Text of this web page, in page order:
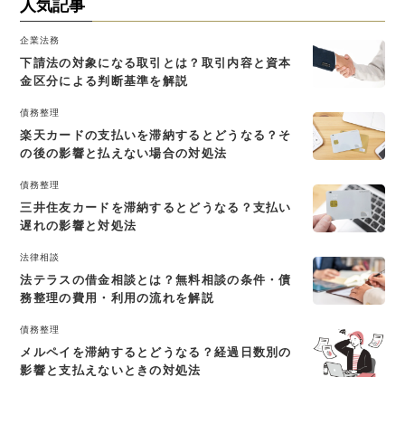
人気記事
企業法務
下請法の対象になる取引とは？取引内容と資本
金区分による判断基準を解説
債務整理
楽天カードの支払いを滞納するとどうなる？そ
の後の影響と払えない場合の対処法
債務整理
三井住友カードを滞納するとどうなる？支払い
遅れの影響と対処法
法律相談
法テラスの借金相談とは？無料相談の条件・債
務整理の費用・利用の流れを解説
債務整理
メルペイを滞納するとどうなる？経過日数別の
影響と支払えないときの対処法